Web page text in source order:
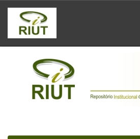
Skip
navigation